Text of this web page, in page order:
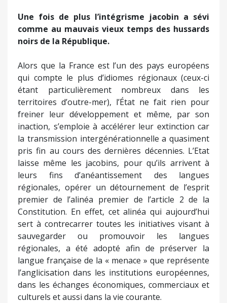
Une fois de plus l’intégrisme jacobin a sévi
comme au mauvais vieux temps des hussards
noirs de la République.
Alors que la France est l’un des pays européens
qui compte le plus d’idiomes régionaux (ceux-ci
étant particulièrement nombreux dans les
territoires d’outre-mer), l’État ne fait rien pour
freiner leur développement et même, par son
inaction, s’emploie à accélérer leur extinction car
la transmission intergénérationnelle a quasiment
pris fin au cours des dernières décennies. L’Etat
laisse même les jacobins, pour qu’ils arrivent à
leurs fins d’anéantissement des langues
régionales, opérer un détournement de l’esprit
premier de l’alinéa premier de l’article 2 de la
Constitution. En effet, cet alinéa qui aujourd’hui
sert à contrecarrer toutes les initiatives visant à
sauvegarder ou promouvoir les langues
régionales, a été adopté afin de préserver la
langue française de la « menace » que représente
l’anglicisation dans les institutions européennes,
dans les échanges économiques, commerciaux et
culturels et aussi dans la vie courante.